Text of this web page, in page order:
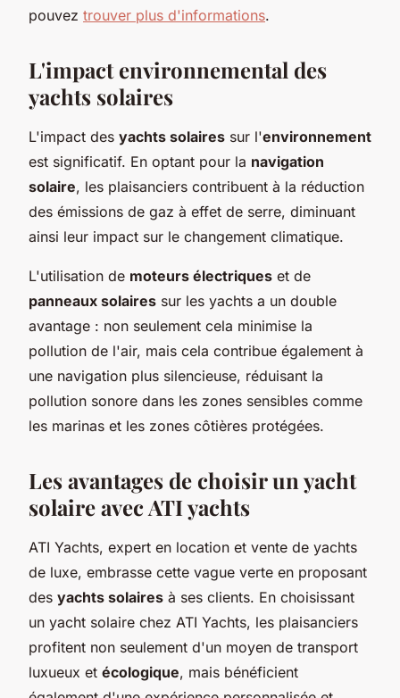
pouvez trouver plus d'informations.
L'impact environnemental des
yachts solaires
L'impact des yachts solaires sur l'environnement
est significatif. En optant pour la navigation
solaire, les plaisanciers contribuent à la réduction
des émissions de gaz à effet de serre, diminuant
ainsi leur impact sur le changement climatique.
L'utilisation de moteurs électriques et de
panneaux solaires sur les yachts a un double
avantage : non seulement cela minimise la
pollution de l'air, mais cela contribue également à
une navigation plus silencieuse, réduisant la
pollution sonore dans les zones sensibles comme
les marinas et les zones côtières protégées.
Les avantages de choisir un yacht
solaire avec ATI yachts
ATI Yachts, expert en location et vente de yachts
de luxe, embrasse cette vague verte en proposant
des yachts solaires à ses clients. En choisissant
un yacht solaire chez ATI Yachts, les plaisanciers
profitent non seulement d'un moyen de transport
luxueux et écologique, mais bénéficient